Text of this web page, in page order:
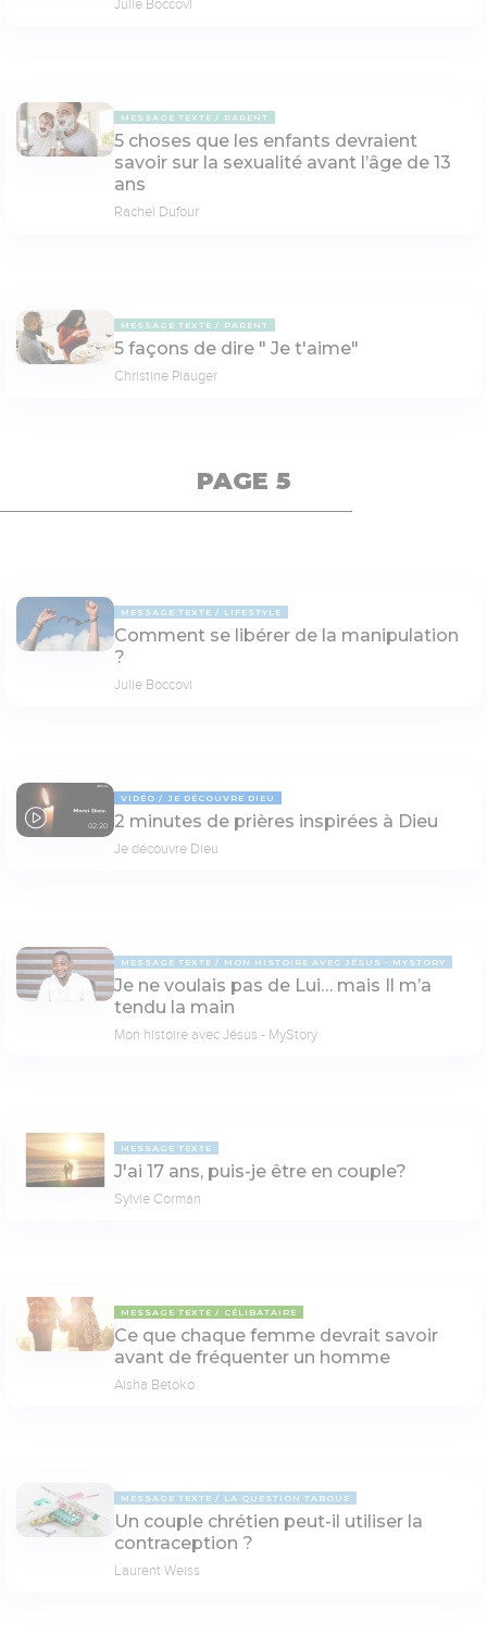
Julie Boccovi
MESSAGE TEXTE PARENT
5 choses que les enfants devraient
savoir sur la sexualité avant l’âge de 13
ans
Rachel Dufour
MESSAGE TEXTE PARENT
5 façons de dire " Je t'aime"
Christine Piauger
PAGE 5
MESSAGE TEXTE LIFESTYLE
Comment se libérer de la manipulation
?
Julie Boccovi
02:20
VIDÉO JE DÉCOUVRE DIEU
2 minutes de prières inspirées à Dieu
Je découvre Dieu
MESSAGE TEXTE MON HISTOIRE AVEC JÉSUS - MYSTORY
Je ne voulais pas de Lui… mais Il m’a
tendu la main
Mon histoire avec Jésus - MyStory
MESSAGE TEXTE
J'ai 17 ans, puis-je être en couple?
Sylvie Corman
MESSAGE TEXTE CÉLIBATAIRE
Ce que chaque femme devrait savoir
avant de fréquenter un homme
Aisha Betoko
MESSAGE TEXTE LA QUESTION TABOUE
Un couple chrétien peut-il utiliser la
contraception ?
Laurent Weiss